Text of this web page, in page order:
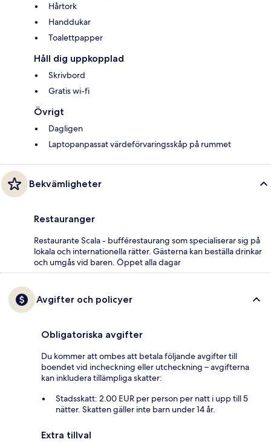
Hårtork
Handdukar
Toalettpapper
Håll dig uppkopplad
Skrivbord
Gratis wi-fi
Övrigt
Dagligen
Laptopanpassat värdeförvaringsskåp på rummet
Bekvämligheter
Restauranger
Restaurante Scala - bufférestaurang som specialiserar sig på
lokala och internationella rätter. Gästerna kan beställa drinkar
och umgås vid baren. Öppet alla dagar
Avgifter och policyer
Obligatoriska avgifter
Du kommer att ombes att betala följande avgifter till
boendet vid incheckning eller utcheckning – avgifterna
kan inkludera tillämpliga skatter:
Stadsskatt: 2.00 EUR per person per natt i upp till 5
nätter. Skatten gäller inte barn under 14 år.
Extra tillval